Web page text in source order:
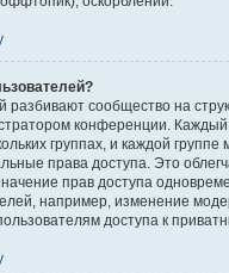
разбивают сообщество на
конференции. Каждый
группах, и каждой группе
права доступа. Это
прав доступа
например, изменение
доступа к